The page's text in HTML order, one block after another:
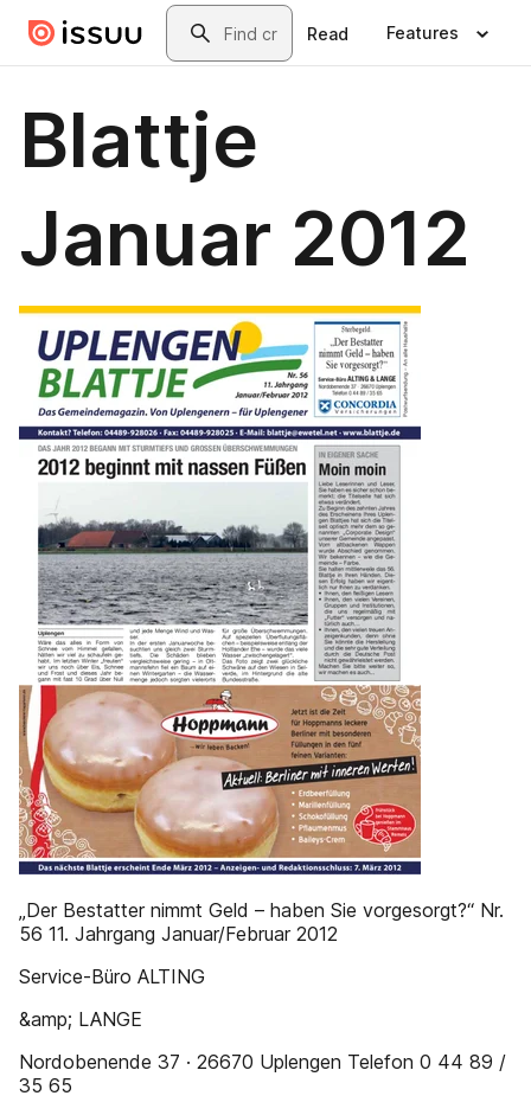
Skip to main contentSearch
Read Features
Blattje
Januar 2012
„Der Bestatter nimmt Geld – haben Sie vorgesorgt?“ Nr.
56 11. Jahrgang Januar/Februar 2012
Service-Büro ALTING
&amp; LANGE
Nordobenende 37 · 26670 Uplengen Telefon 0 44 89 /
35 65